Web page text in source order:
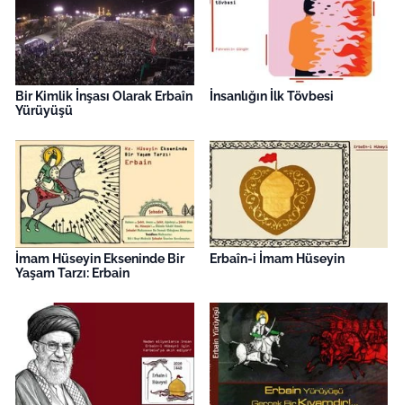
Bir Kimlik İnşası Olarak Erbaîn
Yürüyüşü
İnsanlığın İlk Tövbesi
İmam Hüseyin Ekseninde Bir
Yaşam Tarzı: Erbain
Erbaîn-i İmam Hüseyin